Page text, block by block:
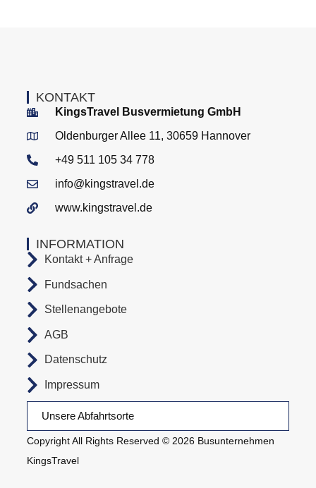
Copyright All Rights Reserved © 2026 Busunternehmen
KingsTravel
Unsere Abfahrtsorte
INFORMATION
Kontakt + Anfrage
Fundsachen
Stellenangebote
AGB
Datenschutz
Impressum
KONTAKT
KingsTravel Busvermietung GmbH
Oldenburger Allee 11, 30659 Hannover
+49 511 105 34 778
info@kingstravel.de
www.kingstravel.de